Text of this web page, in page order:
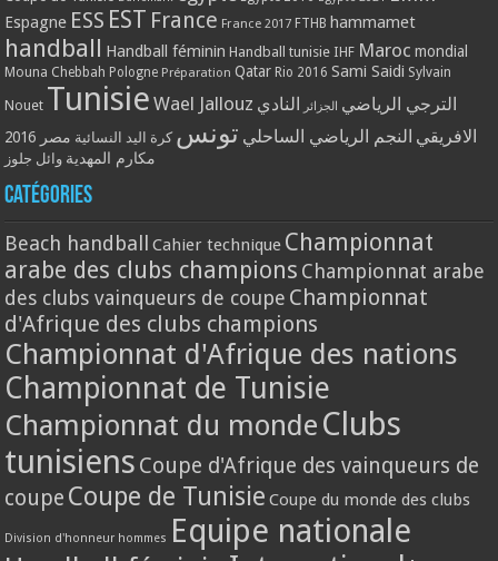
Espagne ESS EST France France 2017 FTHB hammamet
handball Handball féminin Handball tunisie IHF Maroc mondial
Mouna Chebbah Pologne Préparation Qatar Rio 2016 Sami Saidi Sylvain
Nouet Tunisie Wael Jallouz الترجي الرياضي الجزائر النادي
الافريقي النجم الرياضي الساحلي تونس كرة اليد النسائية مصر 2016
مكارم المهدية وائل جلوز
Catégories
Beach handball Cahier technique Championnat
arabe des clubs champions Championnat arabe
des clubs vainqueurs de coupe Championnat
d'Afrique des clubs champions
Championnat d'Afrique des nations
Championnat de Tunisie
Championnat du monde Clubs
tunisiens Coupe d'Afrique des vainqueurs de
coupe Coupe de Tunisie Coupe du monde des clubs
Division d'honneur hommes Equipe nationale